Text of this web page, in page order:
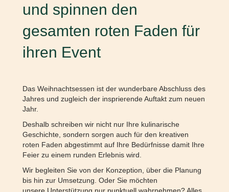
und spinnen den
gesamten roten Faden für
ihren Event
Das Weihnachtsessen ist der wunderbare Abschluss des
Jahres und zugleich der insprierende Auftakt zum neuen
Jahr.
Deshalb schreiben wir nicht nur Ihre kulinarische
Geschichte, sondern sorgen auch für den kreativen
roten Faden abgestimmt auf Ihre Bedürfnisse damit Ihre
Feier zu einem runden Erlebnis wird.
Wir begleiten Sie von der Konzeption, über die Planung
bis hin zur Umsetzung. Oder Sie möchten